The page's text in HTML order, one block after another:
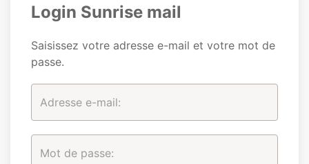
Login Sunrise mail
Saisissez votre adresse e-mail et votre mot de
passe.